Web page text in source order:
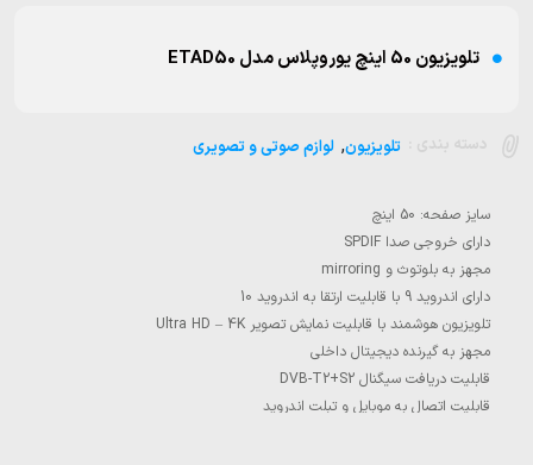
تلویزیون 50 اینچ یوروپلاس مدل ETAD50
تلویزیون, لوازم صوتی و تصویری
قابلیت اتصال به موبایل و تبلت اندروید